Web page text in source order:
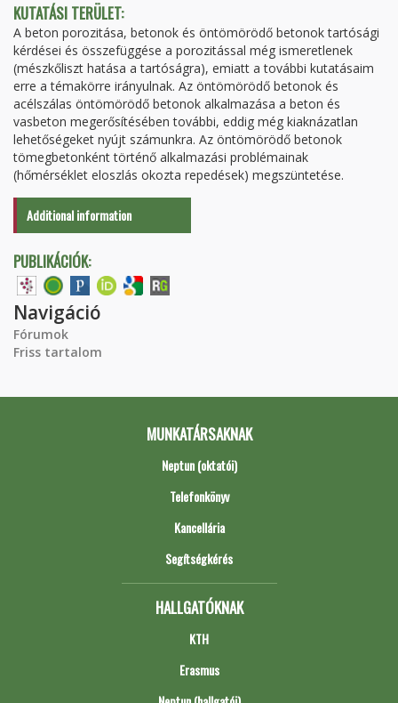
KUTATÁSI TERÜLET:
A beton porozitása, betonok és öntömörödő betonok tartósági
kérdései és összefüggése a porozitással még ismeretlenek
(mészkőliszt hatása a tartóságra), emiatt a további kutatásaim
erre a témakörre irányulnak. Az öntömörödő betonok és
acélszálas öntömörödő betonok alkalmazása a beton és
vasbeton megerősítésében további, eddig még kiaknázatlan
lehetőségeket nyújt számunkra. Az öntömörödő betonok
tömegbetonként történő alkalmazási problémainak
(hőmérséklet eloszlás okozta repedések) megszüntetése.
Additional information
PUBLIKÁCIÓK:
Navigáció
Fórumok
Friss tartalom
MUNKATÁRSAKNAK
Neptun (oktatói)
Telefonkönyv
Kancellária
Segítségkérés
HALLGATÓKNAK
KTH
Erasmus